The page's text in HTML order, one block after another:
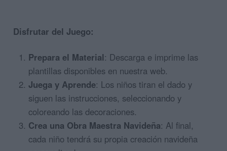
Disfrutar del Juego:
Prepara el Material: Descarga e imprime las
plantillas disponibles en nuestra web.
Juega y Aprende: Los niños tiran el dado y
siguen las instrucciones, seleccionando y
coloreando las decoraciones.
Crea una Obra Maestra Navideña: Al final,
cada niño tendrá su propia creación navideña